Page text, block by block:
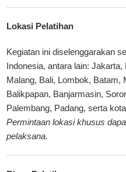
Lokasi Pelatihan
Kegiatan ini diselenggarakan
Indonesia, antara lain:
Malang, Bali, Lombok, Batam,
Balikpapan, Banjarmasin,
Palembang, Padang, serta
Permintaan lokasi khusus
pelaksana.